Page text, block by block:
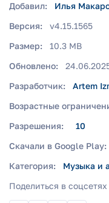
Добавил:
Илья
Версия:
v4.15.1565
Размер:
10.3 MB
Обновлено:
Разработчик:
Artem
Возрастные
Разрешения:
10
Скачали в Google Play:
Категория:
Музыка и
Поделиться в соцсетях